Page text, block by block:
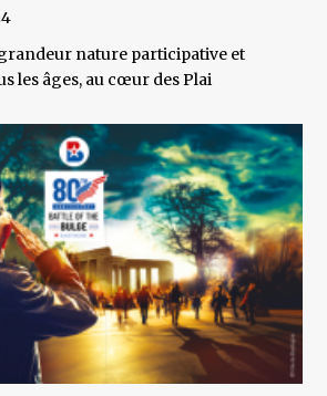
nature participative et
les âges, au cœur des Plai